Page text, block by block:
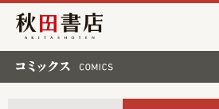
秋田書店